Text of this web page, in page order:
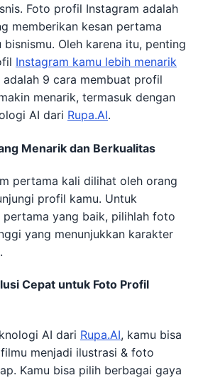
Foto profil Instagram adalah
memberikan kesan pertama
Oleh karena itu, penting
Instagram kamu lebih menarik
9 cara membuat profil
menarik, termasuk dengan
AI dari Rupa.AI.
Menarik dan Berkualitas
pertama kali dilihat oleh orang
profil kamu. Untuk
pertama yang baik, pilihlah foto
yang menunjukkan karakter
Cepat untuk Foto Profil
AI dari Rupa.AI, kamu bisa
menjadi ilustrasi & foto
Kamu bisa pilih berbagai gaya